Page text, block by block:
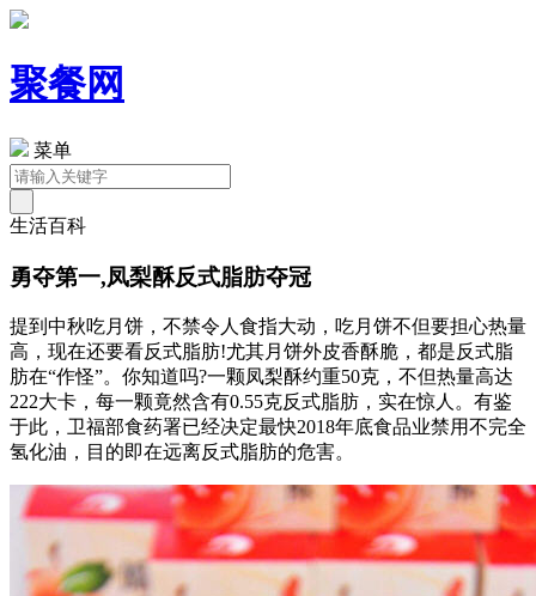
聚餐网
菜单
生活百科
勇夺第一,凤梨酥反式脂肪夺冠
提到中秋吃月饼，不禁令人食指大动，吃月饼不但要担心热量
高，现在还要看反式脂肪!尤其月饼外皮香酥脆，都是反式脂
肪在“作怪”。你知道吗?一颗凤梨酥约重50克，不但热量高达
222大卡，每一颗竟然含有0.55克反式脂肪，实在惊人。有鉴
于此，卫福部食药署已经决定最快2018年底食品业禁用不完全
氢化油，目的即在远离反式脂肪的危害。